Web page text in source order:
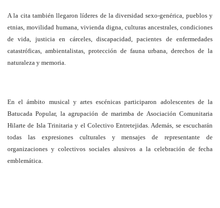
A la cita también llegaron líderes de la diversidad sexo-genérica, pueblos y
etnias, movilidad humana, vivienda digna, culturas ancestrales, condiciones
de vida, justicia en cárceles, discapacidad, pacientes de enfermedades
catastróficas, ambientalistas, protección de fauna urbana, derechos de la
naturaleza y memoria.
En el ámbito musical y artes escénicas participaron adolescentes de la
Batucada Popular, la agrupación de marimba de Asociación Comunitaria
Hilarte de Isla Trinitaria y el Colectivo Entretejidas. Además, se escucharán
todas las expresiones culturales y mensajes de representante de
organizaciones y colectivos sociales alusivos a la celebración de fecha
emblemática.